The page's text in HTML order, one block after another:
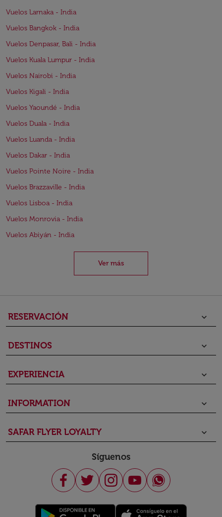
Vuelos Larnaka - India
Vuelos Bangkok - India
Vuelos Denpasar, Bali - India
Vuelos Kuala Lumpur - India
Vuelos Nairobi - India
Vuelos Kigali - India
Vuelos Yaoundé - India
Vuelos Duala - India
Vuelos Luanda - India
Vuelos Dakar - India
Vuelos Pointe Noire - India
Vuelos Brazzaville - India
Vuelos Lisboa - India
Vuelos Monrovia - India
Vuelos Abiyán - India
Ver más
RESERVACIÓN keyboard_arrow_down
DESTINOS keyboard_arrow_down
EXPERIENCIA keyboard_arrow_down
INFORMATION keyboard_arrow_down
SAFAR FLYER LOYALTY keyboard_arrow_down
Síguenos